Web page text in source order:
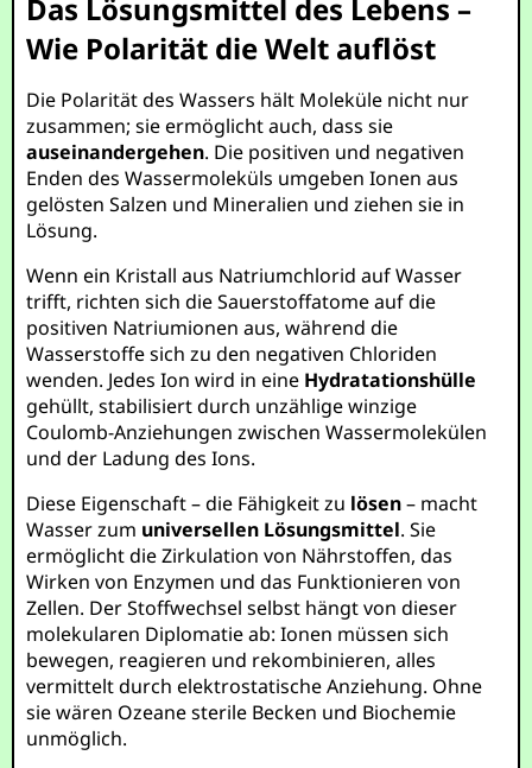
Das Lösungsmittel des Lebens –
Wie Polarität die Welt auflöst
Die Polarität des Wassers hält Moleküle nicht nur
zusammen; sie ermöglicht auch, dass sie
auseinandergehen. Die positiven und negativen
Enden des Wassermoleküls umgeben Ionen aus
gelösten Salzen und Mineralien und ziehen sie in
Lösung.
Wenn ein Kristall aus Natriumchlorid auf Wasser
trifft, richten sich die Sauerstoffatome auf die
positiven Natriumionen aus, während die
Wasserstoffe sich zu den negativen Chloriden
wenden. Jedes Ion wird in eine Hydratationshülle
gehüllt, stabilisiert durch unzählige winzige
Coulomb-Anziehungen zwischen Wassermolekülen
und der Ladung des Ions.
Diese Eigenschaft – die Fähigkeit zu lösen– macht
Wasser zum universellen Lösungsmittel. Sie
ermöglicht die Zirkulation von Nährstoffen, das
Wirken von Enzymen und das Funktionieren von
Zellen. Der Stoffwechsel selbst hängt von dieser
molekularen Diplomatie ab: Ionen müssen sich
bewegen, reagieren und rekombinieren, alles
vermittelt durch elektrostatische Anziehung. Ohne
sie wären Ozeane sterile Becken und Biochemie
unmöglich.